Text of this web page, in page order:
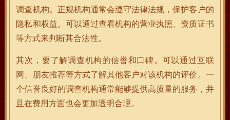
调查机构。正规机构通常会遵守法律法规，保护客户的
隐私和权益。可以通过查看机构的营业执照、资质证书
等方式来判断其合法性。
其次，要了解调查机构的信誉和口碑。可以通过互联
网、朋友推荐等方式了解其他客户对该机构的评价。一
个信誉良好的调查机构通常能够提供高质量的服务，并
且在费用方面也会更加透明合理。